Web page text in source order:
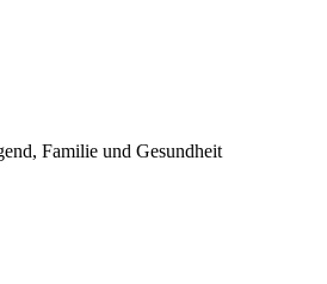
Familie und Gesundheit